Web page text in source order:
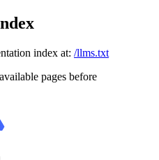
index at: /llms.txt
pages before